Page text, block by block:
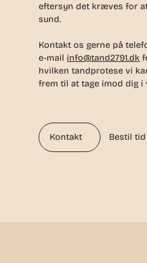
eftersyn det kræves for
sund.
Kontakt os gerne på
e-mail info@tand2791.dk
hvilken tandprotese vi
frem til at tage imod dig i
Kontakt Bestil tid